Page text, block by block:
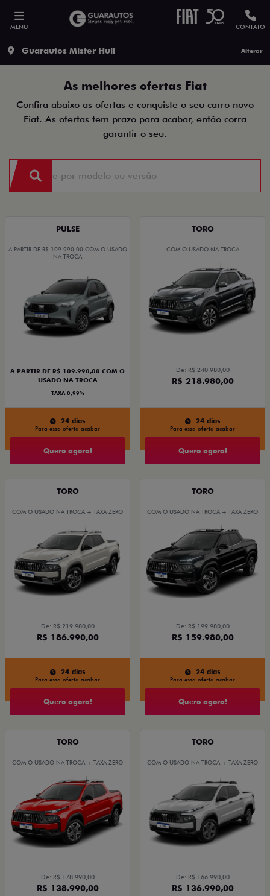
MENU CONTATO
Guarautos Mister Hull Alterar
As melhores ofertas Fiat
Confira abaixo as ofertas e conquiste o seu carro novo
Fiat. As ofertas tem prazo para acabar, então corra
garantir o seu.
PULSE
A PARTIR DE R$ 109.990,00 COM O USADO
NA TROCA
A PARTIR DE R$ 109.990,00 COM O
USADO NA TROCA
TAXA 0,99%
24 dias
Para essa oferta acabar
Quero agora!
TORO
COM O USADO NA TROCA
De: R$ 240.980,00
R$ 218.980,00
24 dias
Para essa oferta acabar
Quero agora!
TORO
COM O USADO NA TROCA + TAXA ZERO
De: R$ 219.980,00
R$ 186.990,00
24 dias
Para essa oferta acabar
Quero agora!
TORO
COM O USADO NA TROCA + TAXA ZERO
De: R$ 199.980,00
R$ 159.980,00
24 dias
Para essa oferta acabar
Quero agora!
TORO
COM O USADO NA TROCA + TAXA ZERO
De: R$ 178.990,00
R$ 138.990,00
TORO
COM O USADO NA TROCA + TAXA ZERO
De: R$ 166.990,00
R$ 136.990,00